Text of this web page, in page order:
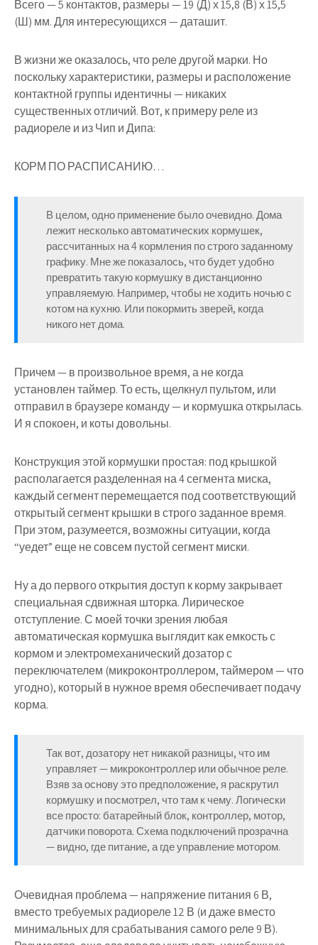
Всего — 5 контактов, размеры — 19 (Д) х 15,8 (В) х 15,5
(Ш) мм. Для интересующихся — даташит.
В жизни же оказалось, что реле другой марки. Но
поскольку характеристики, размеры и расположение
контактной группы идентичны — никаких
существенных отличий. Вот, к примеру реле из
радиореле и из Чип и Дипа:
КОРМ ПО РАСПИСАНИЮ…
В целом, одно применение было очевидно. Дома
лежит несколько автоматических кормушек,
рассчитанных на 4 кормления по строго заданному
графику. Мне же показалось, что будет удобно
превратить такую кормушку в дистанционно
управляемую. Например, чтобы не ходить ночью с
котом на кухню. Или покормить зверей, когда
никого нет дома.
Причем — в произвольное время, а не когда
установлен таймер. То есть, щелкнул пультом, или
отправил в браузере команду — и кормушка открылась.
И я спокоен, и коты довольны.
Конструкция этой кормушки простая: под крышкой
располагается разделенная на 4 сегмента миска,
каждый сегмент перемещается под соответствующий
открытый сегмент крышки в строго заданное время.
При этом, разумеется, возможны ситуации, когда
“уедет” еще не совсем пустой сегмент миски.
Ну а до первого открытия доступ к корму закрывает
специальная сдвижная шторка. Лирическое
отступление. С моей точки зрения любая
автоматическая кормушка выглядит как емкость с
кормом и электромеханический дозатор с
переключателем (микроконтроллером, таймером — что
угодно), который в нужное время обеспечивает подачу
корма.
Так вот, дозатору нет никакой разницы, что им
управляет — микроконтроллер или обычное реле.
Взяв за основу это предположение, я раскрутил
кормушку и посмотрел, что там к чему. Логически
все просто: батарейный блок, контроллер, мотор,
датчики поворота. Схема подключений прозрачна
— видно, где питание, а где управление мотором.
Очевидная проблема — напряжение питания 6 В,
вместо требуемых радиореле 12 В (и даже вместо
минимальных для срабатывания самого реле 9 В).